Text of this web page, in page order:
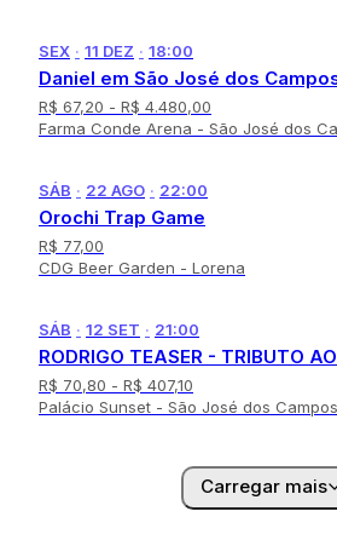
SEX · 11 DEZ · 18:00
Daniel em São José dos
R$ 67,20 - R$ 4.480,00
Farma Conde Arena - São José dos
SÁB · 22 AGO · 22:00
Orochi Trap Game
R$ 77,00
CDG Beer Garden - Lorena
SÁB · 12 SET · 21:00
RODRIGO TEASER - TRIBUTO
R$ 70,80 - R$ 407,10
Palácio Sunset - São José dos Campos
Carregar mais